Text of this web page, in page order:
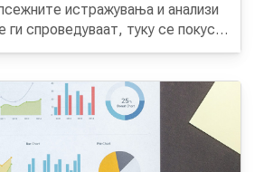
истражувања и анализи
ги спроведуваат, туку се покуси
и заклучоците од
на политиките. Обуката ќе
преку практична работа
на подготовка на
односно практично ќе ги